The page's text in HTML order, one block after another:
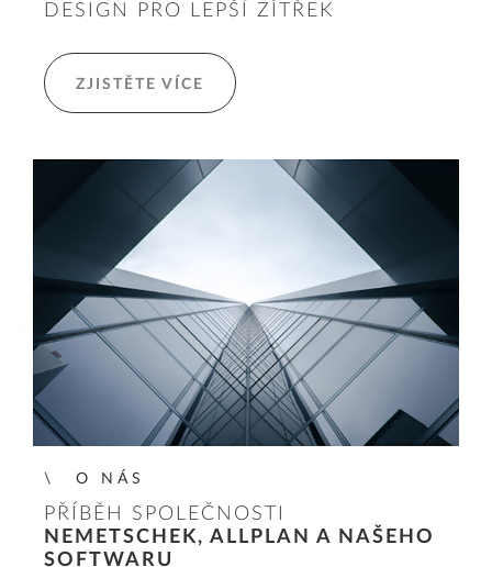
DESIGN PRO LEPŠÍ ZÍTŘEK
ZJISTĚTE VÍCE
O NÁS
PŘÍBĚH SPOLEČNOSTI
NEMETSCHEK, ALLPLAN A NAŠEHO
SOFTWARU